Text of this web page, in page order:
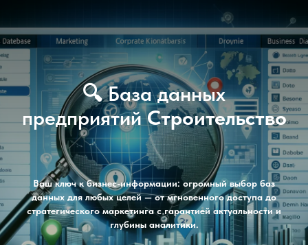
🔍 База данных
предприятийСтроительство
Ваш ключ к бизнес-информации: огромный выбор баз
данных для любых целей — от мгновенного доступа до
стратегического маркетинга с гарантией актуальности и
глубины аналитики.